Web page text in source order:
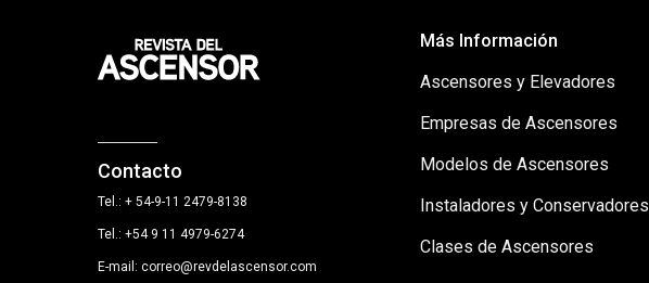
Contacto
Tel.: + 54-9-11 2479-8138
Tel.: +54 9 11 4979-6274
E-mail: correo@revdelascensor.com
Más Información
Ascensores y Elevadores
Empresas de Ascensores
Modelos de Ascensores
Instaladores y Conservadores
Clases de Ascensores